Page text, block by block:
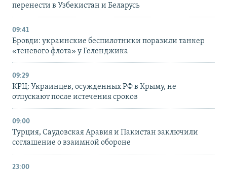
перенести в Узбекистан и Беларусь
09:41
Бровди: украинские беспилотники поразили танкер
«теневого флота» у Геленджика
09:29
КРЦ: Украинцев, осужденных РФ в Крыму, не
отпускают после истечения сроков
09:00
Турция, Саудовская Аравия и Пакистан заключили
соглашение о взаимной обороне
23:00